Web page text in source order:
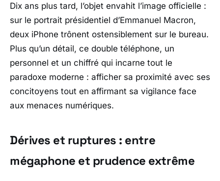
Dix ans plus tard, l’objet envahit l’image officielle :
sur le portrait présidentiel d’Emmanuel Macron,
deux iPhone trônent ostensiblement sur le bureau.
Plus qu’un détail, ce double téléphone, un
personnel et un chiffré qui incarne tout le
paradoxe moderne : afficher sa proximité avec ses
concitoyens tout en affirmant sa vigilance face
aux menaces numériques.
Dérives et ruptures : entre
mégaphone et prudence extrême